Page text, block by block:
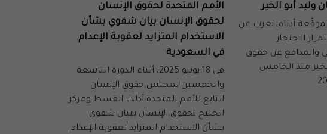
أبو الخير
أدناه، نعرب عن
الاحتجاز
والمدافع عن حقوق
منذ الخامس
الأمم المتحدة لحقوق الإنسان
لحقوق الإنسان بيان شفوي بشأن
الاستخدام المتزايد لعقوبة الإعدام
في السعودية
في 18 يونيو 2025، أثناء الدورة التاسعة
والخمسين لمجلس حقوق الإنسان
التابع للأمم المتحدة أدلت القسط ومركز
الخليج لحقوق الإنسان ببيان شفوي
بشأن الاستخدام المتزايد لعقوبة الإعدام